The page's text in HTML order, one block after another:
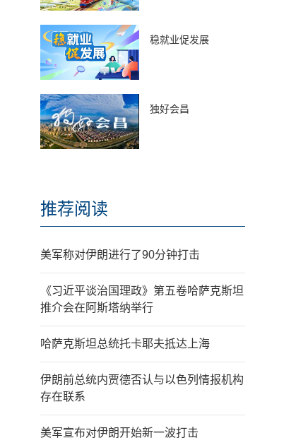
稳就业促发展
独好会昌
推荐阅读
美军称对伊朗进行了90分钟打击
《习近平谈治国理政》第五卷哈萨克斯坦
推介会在阿斯塔纳举行
哈萨克斯坦总统托卡耶夫抵达上海
伊朗前总统内贾德否认与以色列情报机构
存在联系
美军宣布对伊朗开始新一波打击